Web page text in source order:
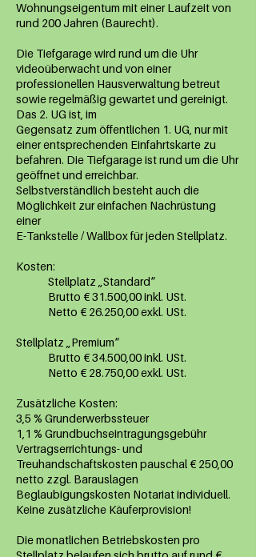
Wohnungseigentum mit einer Laufzeit von
rund 200 Jahren (Baurecht).
Die Tiefgarage wird rund um die Uhr
videoüberwacht und von einer
professionellen Hausverwaltung betreut
sowie regelmäßig gewartet und gereinigt.
Das 2. UG ist, im
Gegensatz zum öffentlichen 1. UG, nur mit
einer entsprechenden Einfahrtskarte zu
befahren. Die Tiefgarage ist rund um die Uhr
geöffnet und erreichbar.
Selbstverständlich besteht auch die
Möglichkeit zur einfachen Nachrüstung
einer
E-Tankstelle / Wallbox für jeden Stellplatz.
Kosten:
Stellplatz „Standard“
Brutto € 31.500,00 inkl. USt.
Netto € 26.250,00 exkl. USt.
Stellplatz „Premium“
Brutto € 34.500,00 inkl. USt.
Netto € 28.750,00 exkl. USt.
Zusätzliche Kosten:
3,5 % Grunderwerbssteuer
1,1 % Grundbuchseintragungsgebühr
Vertragserrichtungs- und
Treuhandschaftskosten pauschal € 250,00
netto zzgl. Barauslagen
Beglaubigungskosten Notariat individuell.
Keine zusätzliche Käuferprovision!
Die monatlichen Betriebskosten pro